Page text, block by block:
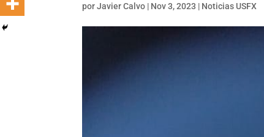
porJavier Calvo | Nov 3, 2023 | Noticias USFX